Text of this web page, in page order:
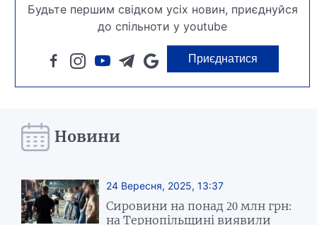
Будьте першим свідком усіх новин, приєднуйся
до спільноти у youtube
Приєднатися
Новини
24 Вересня, 2025, 13:37
Сировини на понад 20 млн грн:
на Тернопільщині виявили